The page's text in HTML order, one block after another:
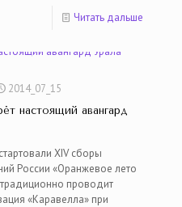
Читать дальше
2014_07_15
настоящий авангард
XIV сборы
России «Оранжевое лето
проводит
«Каравелла» при